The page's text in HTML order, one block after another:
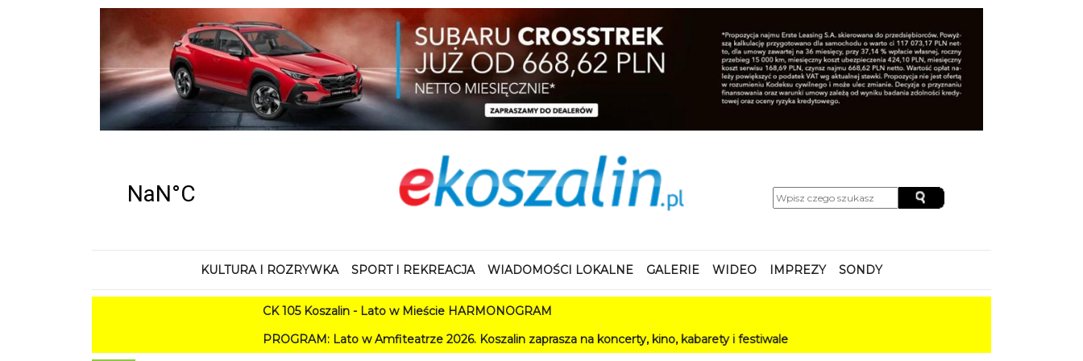
KULTURA I ROZRYWKA SPORT I REKREACJA WIADOMOŚCI LOKALNE GALERIE WIDEO IMPREZY SONDY
CK 105 Koszalin - Lato w Mieście HARMONOGRAM
PROGRAM: Lato w Amfiteatrze 2026. Koszalin zaprasza na koncerty, kino, kabarety i festiwale